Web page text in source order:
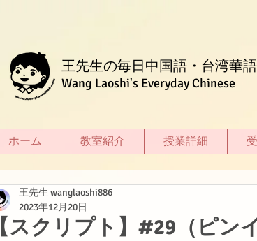
王先生の毎日中国語・台湾華語
Wang Laoshi's Everyday Chinese
ホーム 教室紹介 授業詳細
【スクリプト】#29（ピン
王先生 wanglaoshi886
2023年12月20日